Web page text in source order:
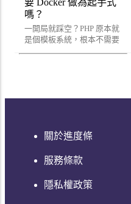
嗎？
一開局就踩空？PHP 原本就
是個模板系統，根本不需要
關於進度條
服務條款
隱私權政策